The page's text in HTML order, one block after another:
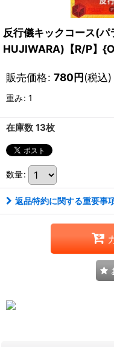
反行儀キックコース(
HUJIWARA)【R/P】
販売価格: 780円(税込)
重み: 1
在庫数 13枚
数量:
返品特約に関する重要事